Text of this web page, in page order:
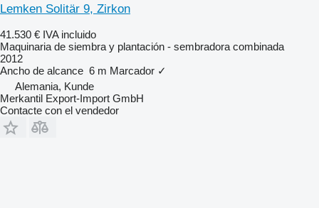
Lemken Solitär 9, Zirkon
41.530 € IVA incluido
Maquinaria de siembra y plantación - sembradora combinada
2012
Ancho de alcance 6 m Marcador ✓
Alemania, Kunde
Merkantil Export-Import GmbH
Contacte con el vendedor